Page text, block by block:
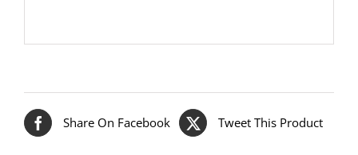
Share On Facebook Tweet This Product